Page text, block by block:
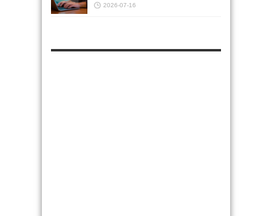
2026-07-16